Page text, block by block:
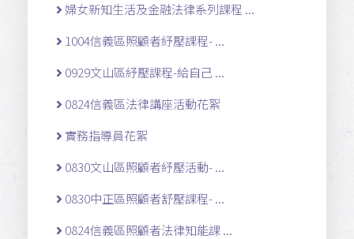
婦女新知生活及金融法律系列課程 ...
1004信義區照顧者紓壓課程- ...
0929文山區紓壓課程-給自己 ...
0824信義區法律講座活動花絮
實務指導員花絮
0830文山區照顧者紓壓活動- ...
0830中正區照顧者舒壓課程- ...
0824信義區照顧者法律知能課 ...